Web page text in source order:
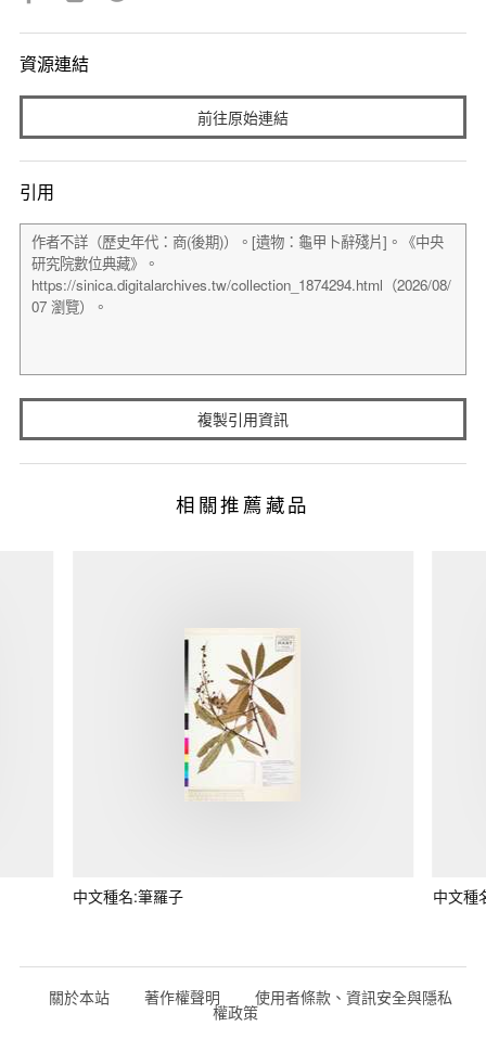
資源連結
前往原始連結
引用
複製引用資訊
相關推薦藏品
中文種名:筆羅子 中文種
關於本站 著作權聲明 使用者條款、資訊安全與隱私
權政策